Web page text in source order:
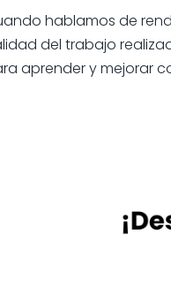
hablamos de
del trabajo
aprender y mejorar